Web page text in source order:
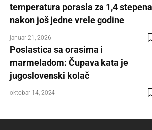
temperatura porasla za 1,4 stepena
nakon još jedne vrele godine
januar 21, 2026
Poslastica sa orasima i
marmeladom: Čupava kata je
jugoslovenski kolač
oktobar 14, 2024